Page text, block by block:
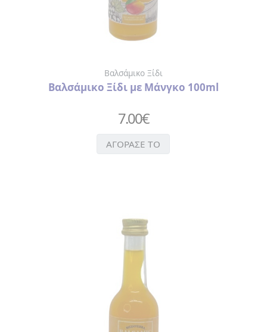
Βαλσάμικο Ξίδι
Βαλσάμικο Ξίδι με Μάνγκο 100ml
7.00€
ΑΓΟΡΑΣΕ ΤΟ